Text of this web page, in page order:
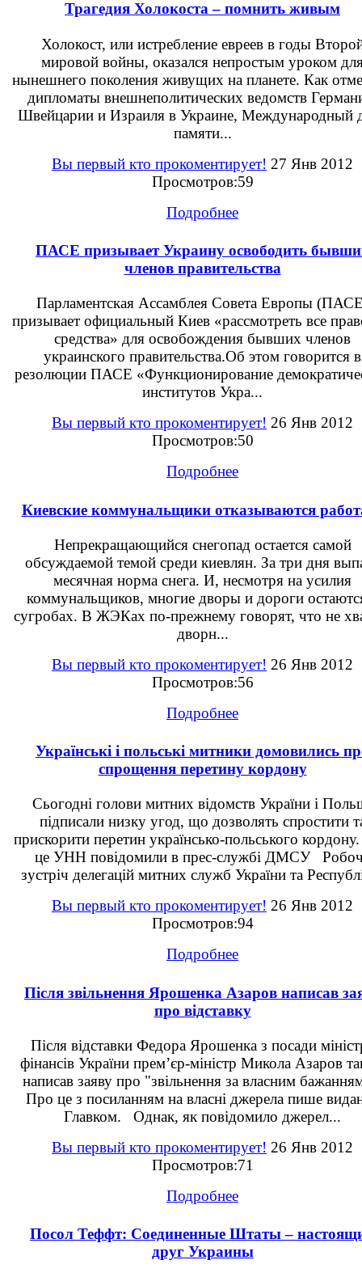
Трагедия Холокоста – помнить живым
Холокост, или истребление евреев в годы
мировой войны, оказался непростым уроком
нынешнего поколения живущих на планете. Как
дипломаты внешнеполитических ведомств
Швейцарии и Израиля в Украине, Международный
памяти...
Вы первый кто прокоментирует! 27 Янв 2012
Просмотров:59
Подробнее
ПАСЕ призывает Украину освободить
членов правительства
Парламентская Ассамблея Совета Европы
призывает официальный Киев «рассмотреть все
средства» для освобождения бывших членов
украинского правительства.Об этом говорится в
резолюции ПАСЕ «Функционирование
институтов Укра...
Вы первый кто прокоментирует! 26 Янв 2012
Просмотров:50
Подробнее
Киевские коммунальщики отказываются
Непрекращающийся снегопад остается самой
обсуждаемой темой среди киевлян. За три дня
месячная норма снега. И, несмотря на усилия
коммунальщиков, многие дворы и дороги
сугробах. В ЖЭКах по-прежнему говорят, что не
дворн...
Вы первый кто прокоментирует! 26 Янв 2012
Просмотров:56
Подробнее
Українські і польські митники домовились
спрощення перетину кордону
Сьогодні голови митних відомств України і
підписали низку угод, що дозволять спростити
прискорити перетин українсько-польського
це УНН повідомили в прес-службі ДМСУ
зустріч делегацій митних служб України та
Вы первый кто прокоментирует! 26 Янв 2012
Просмотров:94
Подробнее
Після звільнення Ярошенка Азаров написав
про відставку
Після відставки Федора Ярошенка з посади
фінансів України прем’єр-міністр Микола Азаров
написав заяву про "звільнення за власним
Про це з посиланням на власні джерела пише
Главком. Однак, як повідомило джерел...
Вы первый кто прокоментирует! 26 Янв 2012
Просмотров:71
Подробнее
Посол Теффт: Соединенные Штаты –
друг Украины